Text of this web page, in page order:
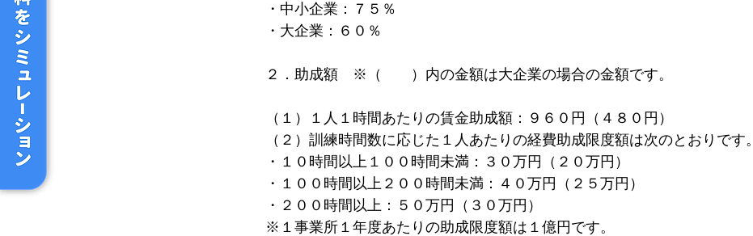
・中小企業：７５％
・大企業：６０％
２．助成額　※（　　）内の金額は大企業の場合の金額です。
（１）１人１時間あたりの賃金助成額：９６０円（４８０円）
（２）訓練時間数に応じた１人あたりの経費助成限度額は次のとおりです。
・１０時間以上１００時間未満：３０万円（２０万円）
・１００時間以上２００時間未満：４０万円（２５万円）
・２００時間以上：５０万円（３０万円）
※１事業所１年度あたりの助成限度額は１億円です。